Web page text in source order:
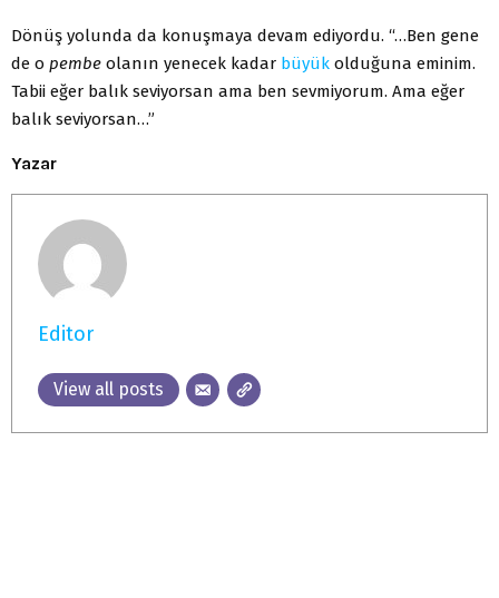
Dönüş yolunda da konuşmaya devam ediyordu. “…Ben gene
de o pembe olanın yenecek kadar büyük olduğuna eminim.
Tabii eğer balık seviyorsan ama ben sevmiyorum. Ama eğer
balık seviyorsan…”
Yazar
Editor
View all posts